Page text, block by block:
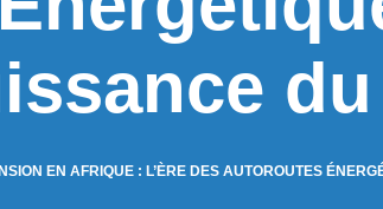
EN AFRIQUE : L’ÈRE DES AUTOROUTES